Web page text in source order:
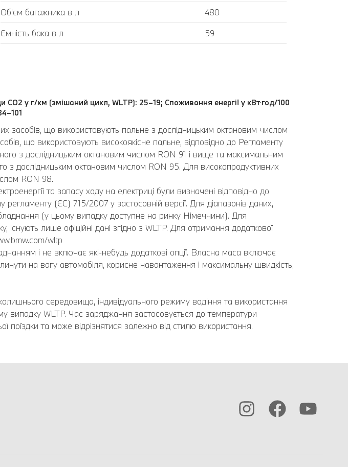
Об'єм багажника в л
480
Ємність бака в л
59
у г/км (змішаний цикл, WLTP): 25–19; Споживання енергії у кВт⋅год/100
засобів, що використовують пальне з дослідницьким октановим числом
що використовують високоякісне пальне, відповідно до Регламенту
з дослідницьким октановим числом RON 91 і вище та максимальним
з дослідницьким октановим числом RON 95. Для високопродуктивних
RON 98.
та запасу ходу на електриці були визначені відповідно до
(ЄС) 715/2007 у застосовній версії. Для діапазонів даних,
(у цьому випадку доступне на ринку Німеччини). Для
існують лише офіційні дані згідно з WLTP. Для отримання додаткової
wltp
і не включає які-небудь додаткові опції. Власна маса включає
на вагу автомобіля, корисне навантаження і максимальну швидкість,
середовища, індивідуального режиму водіння та використання
випадку WLTP. Час заряджання застосовується до температури
та може відрізнятися залежно від стилю використання.